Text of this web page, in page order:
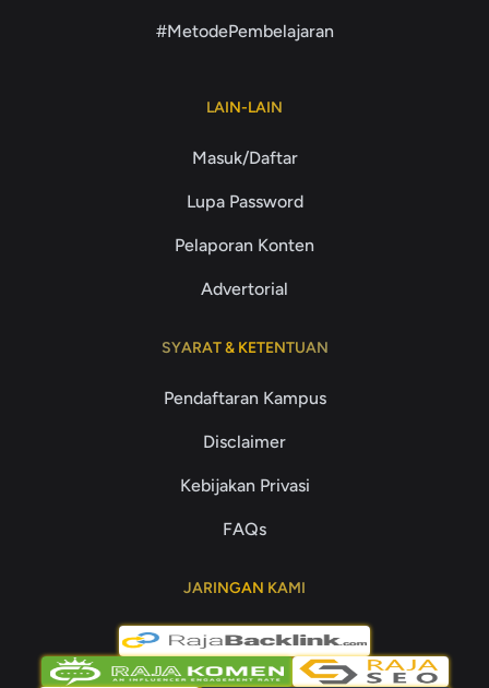
#MetodePembelajaran
LAIN-LAIN
Masuk/Daftar
Lupa Password
Pelaporan Konten
Advertorial
SYARAT & KETENTUAN
Pendaftaran Kampus
Disclaimer
Kebijakan Privasi
FAQs
JARINGAN KAMI